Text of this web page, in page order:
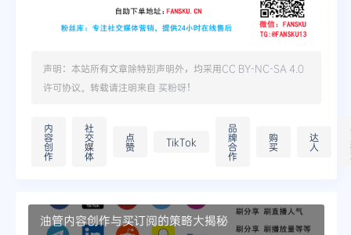
声明：本站所有文章除特别声明外，均采用CC BY-NC-SA 4.0
许可协议。转载请注明来自 买粉呀！
内
容
创
作
社
交
媒
体
点
赞 TikTok
品
牌
合
作
购
买
达
人
油管内容创作与买订阅的策略大揭秘